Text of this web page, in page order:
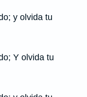
y olvida tu
Y olvida tu